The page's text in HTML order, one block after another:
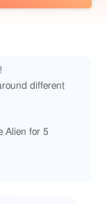
different
Alien for 5
more points!